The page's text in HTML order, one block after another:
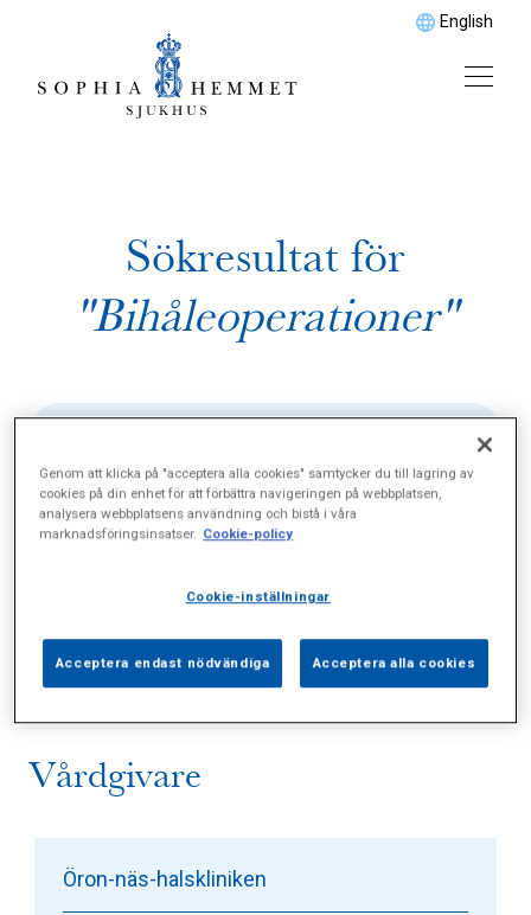
English
Sökresultat för
"Bihåleoperationer"
Vårdgivare (1) Specialister (0)
Sidor (0) Press (0) Sophianytt (1)
Vårdgivare
Öron-näs-halskliniken
Genom att klicka på "acceptera alla cookies" samtycker du till lagring av
cookies på din enhet för att förbättra navigeringen på webbplatsen,
analysera webbplatsens användning och bistå i våra
marknadsföringsinsatser. Cookie-policy
Cookie-inställningar
Acceptera endast nödvändiga Acceptera alla cookies